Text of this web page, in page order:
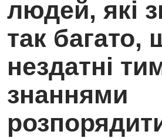
людей, які
так багато,
нездатні
знаннями